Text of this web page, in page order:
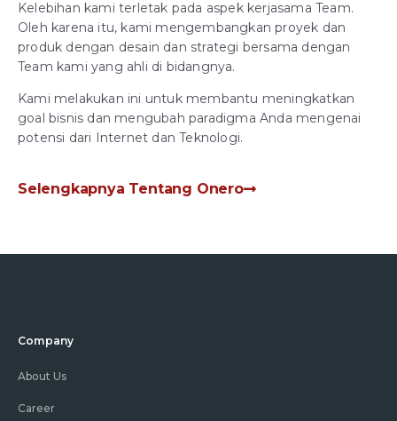
Kelebihan kami terletak pada aspek kerjasama Team.
Oleh karena itu, kami mengembangkan proyek dan
produk dengan desain dan strategi bersama dengan
Team kami yang ahli di bidangnya.
Kami melakukan ini untuk membantu meningkatkan
goal bisnis dan mengubah paradigma Anda mengenai
potensi dari Internet dan Teknologi.
Selengkapnya Tentang Onero
Company
About Us
Career